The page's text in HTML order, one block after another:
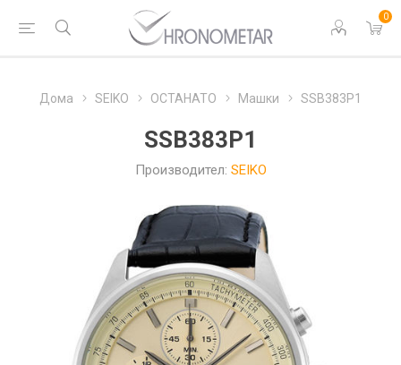
0
Дома SEIKO ОСТАНАТО Машки SSB383P1
SSB383P1
Производител: SEIKO